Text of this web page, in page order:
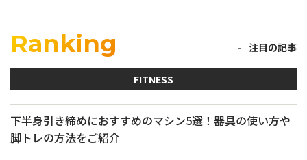
Ranking 注目の記事
FITNESS
下半身引き締めにおすすめのマシン5選！器具の使い方や
脚トレの方法をご紹介